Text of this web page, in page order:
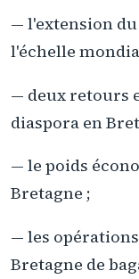
— l'extension
l'échelle
— deux retours
diaspora en
— le poids
Bretagne ;
— les
Bretagne de